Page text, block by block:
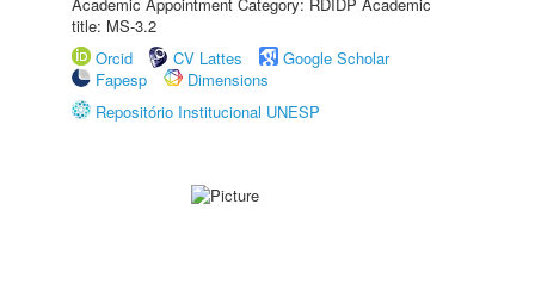
title: MS-3.2
Orcid
CV Lattes
Google Scholar
Fapesp
Dimensions
Repositório Institucional UNESP